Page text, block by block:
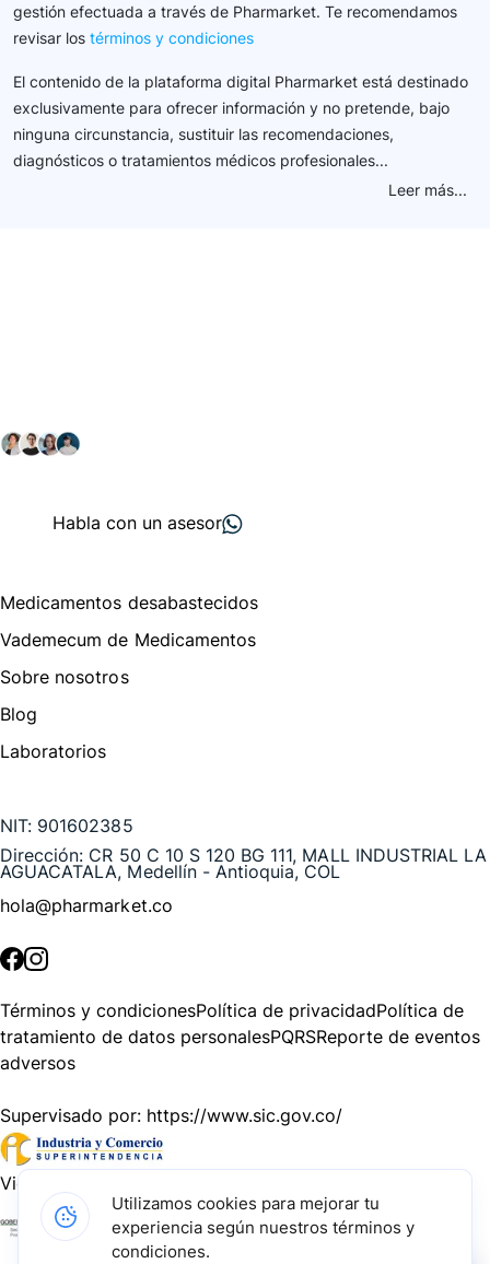
gestión efectuada a través de Pharmarket. Te recomendamos
revisar los términos y condiciones
El contenido de la plataforma digital Pharmarket está destinado
exclusivamente para ofrecer información y no pretende, bajo
ninguna circunstancia, sustituir las recomendaciones,
diagnósticos o tratamientos médicos profesionales...
Leer más...
Habla con un asesor
Medicamentos desabastecidos
Vademecum de Medicamentos
Sobre nosotros
Blog
Laboratorios
NIT: 901602385
Dirección: CR 50 C 10 S 120 BG 111, MALL INDUSTRIAL LA
AGUACATALA, Medellín - Antioquia, COL
hola@pharmarket.co
Términos y condicionesPolítica de privacidadPolítica de
tratamiento de datos personalesPQRSReporte de eventos
adversos
Supervisado por: https://www.sic.gov.co/
Vigilado por:
Gracias a nuestros impulsadores, podemos presentarte la
Utilizamos cookies para mejorar tu
experiencia según nuestros términos y
condiciones.